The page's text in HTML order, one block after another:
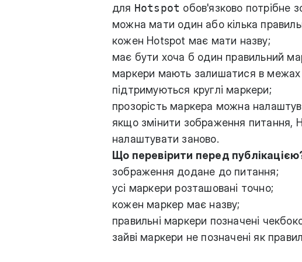
для Hotspot обов'язково потрібне
можна мати один або кілька
кожен Hotspot має мати назву;
має бути хоча б один правильний
маркери мають залишатися в
підтримуються круглі маркери;
прозорість маркера можна
якщо змінити зображення питання,
налаштувати заново.
Що перевірити перед
зображення додане до питання;
усі маркери розташовані точно;
кожен маркер має назву;
правильні маркери позначені
зайві маркери не позначені як